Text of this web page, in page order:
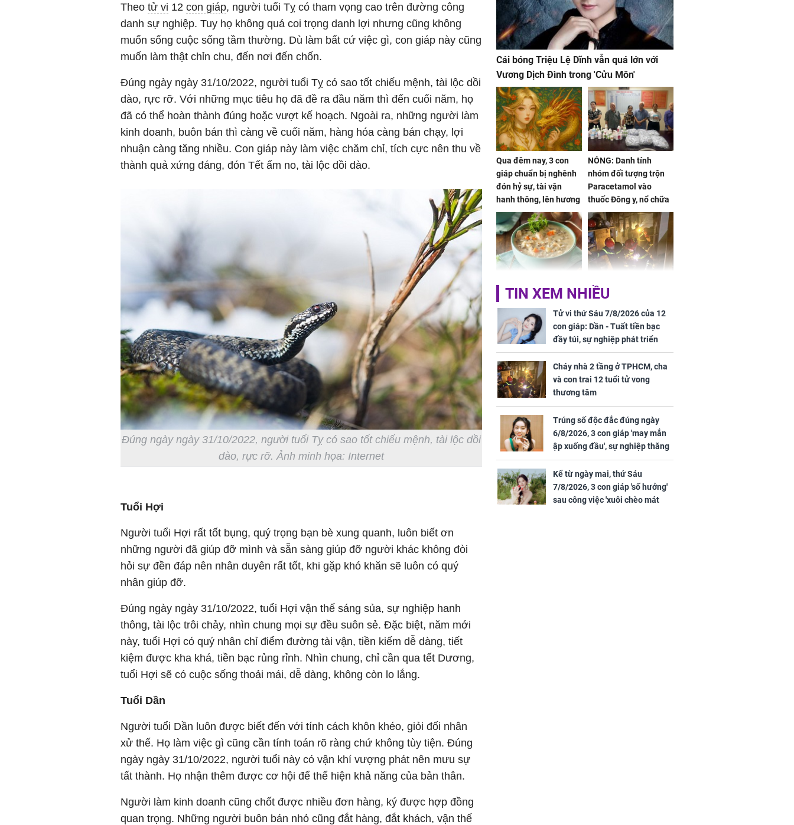
Theo tử vi 12 con giáp, người tuổi Tỵ có tham vọng cao trên đường công
danh sự nghiệp. Tuy họ không quá coi trọng danh lợi nhưng cũng không
muốn sống cuộc sống tầm thường. Dù làm bất cứ việc gì, con giáp này cũng
muốn làm thật chỉn chu, đến nơi đến chốn.
Đúng ngày ngày 31/10/2022, người tuổi Tỵ có sao tốt chiếu mệnh, tài lộc dồi
dào, rực rỡ. Với những mục tiêu họ đã đề ra đầu năm thì đến cuối năm, họ
đã có thể hoàn thành đúng hoặc vượt kế hoạch. Ngoài ra, những người làm
kinh doanh, buôn bán thì càng về cuối năm, hàng hóa càng bán chạy, lợi
nhuận càng tăng nhiều. Con giáp này làm việc chăm chỉ, tích cực nên thu về
thành quả xứng đáng, đón Tết ấm no, tài lộc dồi dào.
Đúng ngày ngày 31/10/2022, người tuổi Tỵ có sao tốt chiếu mệnh, tài lộc dồi
dào, rực rỡ. Ảnh minh họa: Internet
Tuổi Hợi
Người tuổi Hợi rất tốt bụng, quý trọng bạn bè xung quanh, luôn biết ơn
những người đã giúp đỡ mình và sẵn sàng giúp đỡ người khác không đòi
hỏi sự đền đáp nên nhân duyên rất tốt, khi gặp khó khăn sẽ luôn có quý
nhân giúp đỡ.
Đúng ngày ngày 31/10/2022, tuổi Hợi vận thế sáng sủa, sự nghiệp hanh
thông, tài lộc trôi chảy, nhìn chung mọi sự đều suôn sẻ. Đặc biệt, năm mới
này, tuổi Hợi có quý nhân chỉ điểm đường tài vận, tiền kiếm dễ dàng, tiết
kiệm được kha khá, tiền bạc rủng rỉnh. Nhìn chung, chỉ cần qua tết Dương,
tuổi Hợi sẽ có cuộc sống thoải mái, dễ dàng, không còn lo lắng.
Tuổi Dần
Người tuổi Dần luôn được biết đến với tính cách khôn khéo, giỏi đối nhân
xử thế. Họ làm việc gì cũng cần tính toán rõ ràng chứ không tùy tiện. Đúng
ngày ngày 31/10/2022, người tuổi này có vận khí vượng phát nên mưu sự
tất thành. Họ nhận thêm được cơ hội để thể hiện khả năng của bản thân.
Người làm kinh doanh cũng chốt được nhiều đơn hàng, ký được hợp đồng
quan trọng. Những người buôn bán nhỏ cũng đắt hàng, đắt khách, vận thế
Cái bóng Triệu Lệ Dĩnh vẫn quá lớn với
Vương Dịch Đình trong 'Cửu Môn'
Qua đêm nay, 3 con
giáp chuẩn bị nghênh
đón hỷ sự, tài vận
hanh thông, lên hương
hóa Rồng hóa Phượng,
gom hết may mắn về
nhà
NÓNG: Danh tính
nhóm đối tượng trộn
Paracetamol vào
thuốc Đông y, nổ chữa
bách bệnh
Giá trị sức khỏe và
cách sử dụng đúng
của loại hạt bình dân
Cháy nhà 2 tầng ở
TPHCM, cha và con
trai 12 tuổi tử vong
thương tâm
Chân dung nam diễn
ứng ngược khi than
nghèo
TIN XEM NHIỀU
Tử vi thứ Sáu 7/8/2026 của 12
con giáp: Dần - Tuất tiền bạc
đầy túi, sự nghiệp phát triển
hưng thịnh, Mão - Thân tài lộc
ảm đạm, mọi sự khó thành công
mỹ mãn
Cháy nhà 2 tầng ở TPHCM, cha
và con trai 12 tuổi tử vong
thương tâm
Trúng số độc đắc đúng ngày
6/8/2026, 3 con giáp 'may mắn
ập xuống đầu', sự nghiệp thăng
tiến vượt bậc, tài lộc phủ kín
đường đi
Kể từ ngày mai, thứ Sáu
7/8/2026, 3 con giáp 'số hưởng'
sau công việc 'xuôi chèo mát